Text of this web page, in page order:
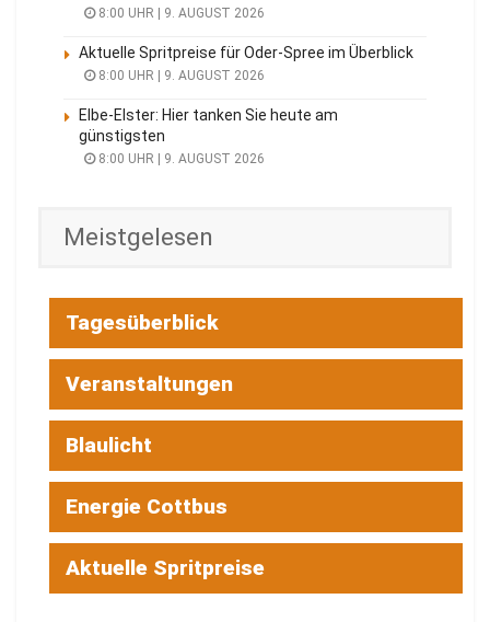
8:00 UHR | 9. AUGUST 2026
Aktuelle Spritpreise für Oder-Spree im Überblick
8:00 UHR | 9. AUGUST 2026
Elbe-Elster: Hier tanken Sie heute am
günstigsten
8:00 UHR | 9. AUGUST 2026
Meistgelesen
Tagesüberblick
Veranstaltungen
Blaulicht
Energie Cottbus
Aktuelle Spritpreise